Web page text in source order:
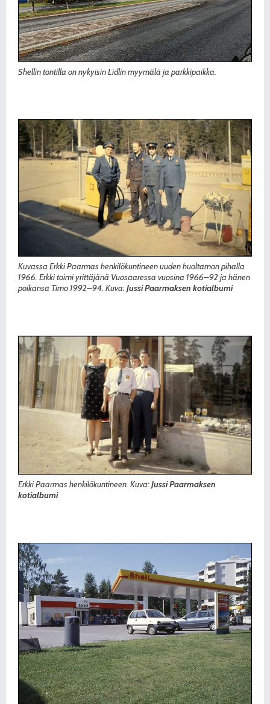
Shellin tontilla on nykyisin Lidlin myymälä ja parkkipaikka.
Kuvassa Erkki Paarmas henkilökuntineen uuden huoltamon pihalla
1966. Erkki toimi yrittäjänä Vuosaaressa vuosina 1966–92 ja hänen
poikansa Timo 1992–94. Kuva:Jussi Paarmaksen kotialbumi
Erkki Paarmas henkilökuntineen. Kuva:Jussi Paarmaksen
kotialbumi